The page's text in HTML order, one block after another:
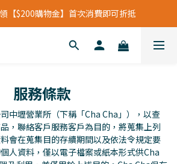
【$200購物金】首次消費即可折抵
【$200購物金】首次消費即可折抵
級⁺紅利點數【1點折抵現金$1元】
服務條款
中壢營業所（下稱「Cha Cha」），以查
，聯絡客戶服務客戶為目的，將蒐集上列
會在蒐集目的存續期間以及依法令規定要
人資料，僅以電子檔案或紙本形式供Cha